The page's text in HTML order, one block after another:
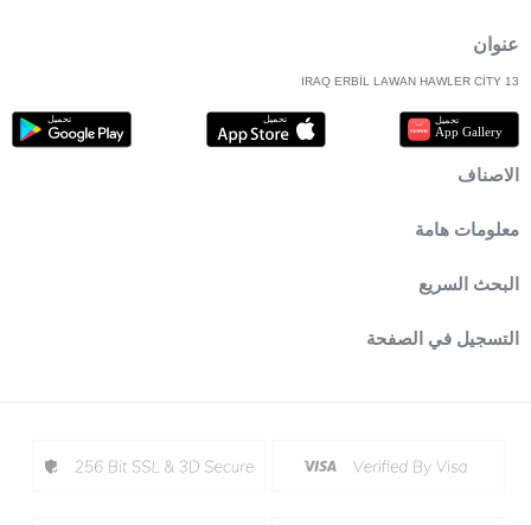
عنوان
IRAQ ERBİL LAWAN HAWLER CİTY 13
الاصناف
معلومات هامة
البحث السريع
التسجيل في الصفحة